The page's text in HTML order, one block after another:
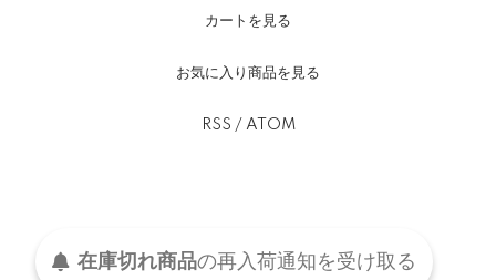
カートを見る
お気に入り商品を見る
RSS / ATOM
在庫切れ商品の再入荷通知を受け取る